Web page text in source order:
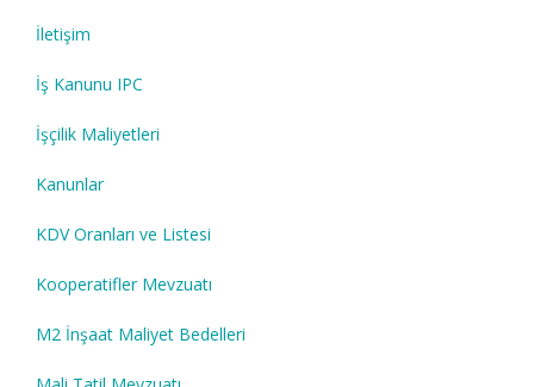
İletişim
İş Kanunu IPC
İşçilik Maliyetleri
Kanunlar
KDV Oranları ve Listesi
Kooperatifler Mevzuatı
M2 İnşaat Maliyet Bedelleri